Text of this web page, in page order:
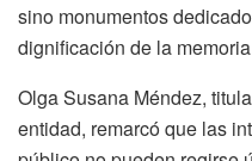
sino monumentos
dignificación de la
Olga Susana Méndez,
entidad, remarcó que las